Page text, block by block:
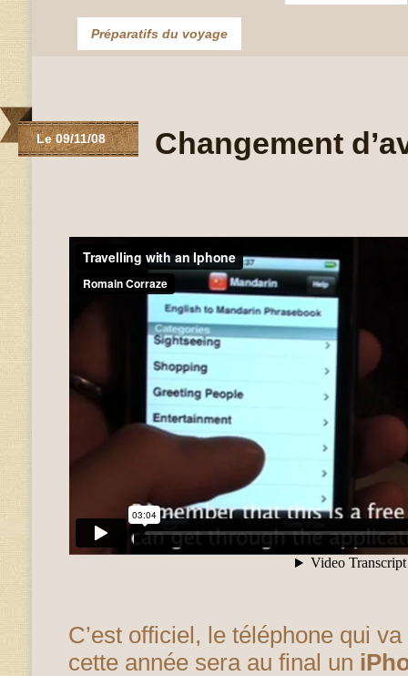
Préparatifs du voyage
Le 09/11/08 Changement
C’est officiel, le téléphone qui
cette année sera au final un